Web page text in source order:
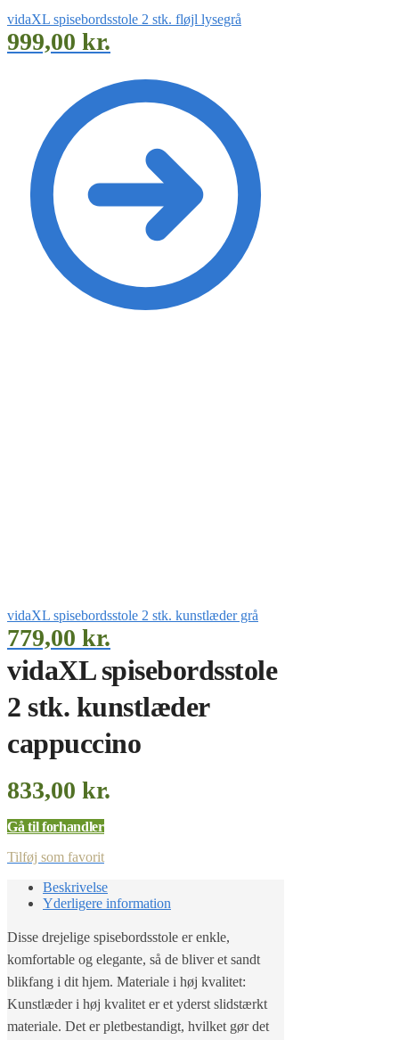
vidaXL spisebordsstole 2 stk. fløjl lysegrå
999,00 kr.
vidaXL spisebordsstole 2 stk. kunstlæder grå
779,00 kr.
vidaXL spisebordsstole
2 stk. kunstlæder
cappuccino
833,00 kr.
Gå til forhandler
Tilføj som favorit
Beskrivelse
Yderligere information
Disse drejelige spisebordsstole er enkle,
komfortable og elegante, så de bliver et sandt
blikfang i dit hjem. Materiale i høj kvalitet:
Kunstlæder i høj kvalitet er et yderst slidstærkt
materiale. Det er pletbestandigt, hvilket gør det